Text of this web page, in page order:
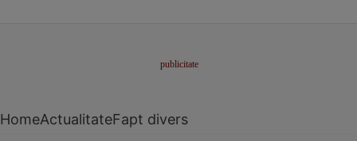
HomeActualitateFapt divers